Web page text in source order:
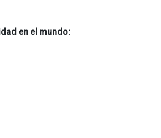
en el mundo: